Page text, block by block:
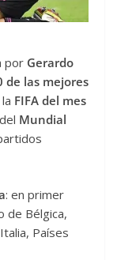
por Gerardo
de las mejores
FIFA del mes
Mundial
: en primer
de Bélgica,
Países